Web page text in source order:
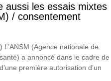
aussi les essais mixtes
/ consentement
(Agence nationale de
a annoncé dans le cadre de
première autorisation d’un